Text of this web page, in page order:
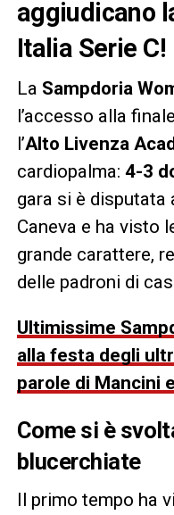
aggiudicano
Italia Serie C!
La Sampdoria
l’accesso alla
l’Alto Livenza
cardiopalma: 4-3
gara si è disputata
Caneva e ha visto
grande carattere,
delle padroni di
Ultimissime
alla festa degli
parole di Mancini
Come si è
blucerchiate
Il primo tempo ha